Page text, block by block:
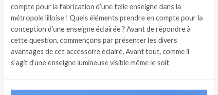
compte pour la fabrication d’une telle enseigne dans la
métropole lilloise ! Quels éléments prendre en compte pour la
conception d’une enseigne éclairée ? Avant de répondre à
cette question, commençons par présenter les divers
avantages de cet accessoire éclairé. Avant tout, comme il
s’agit d’une enseigne lumineuse visible même le soit